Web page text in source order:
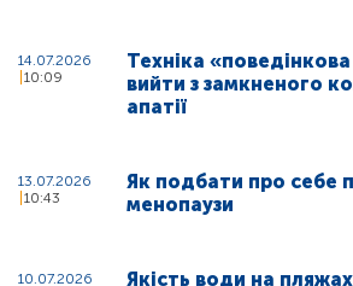
14.07.2026
10:09
Техніка
вийти з замкненого
апатії
13.07.2026
10:43
Як подбати про себе
менопаузи
10.07.2026
Якість води на